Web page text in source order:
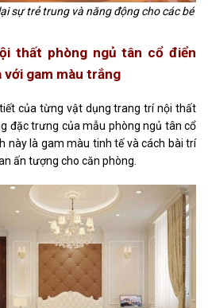
sự trẻ trung và năng động cho các bé
thất phòng ngủ tân cổ điển
với gam màu trắng
của từng vật dụng trang trí nội thất
đặc trưng của mẫu phòng ngủ tân cổ
này là gam màu tinh tế và cách bài trí
ấn tượng cho căn phòng.